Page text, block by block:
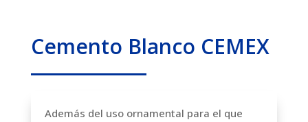
Cemento Blanco CEMEX
Además del uso ornamental para el que